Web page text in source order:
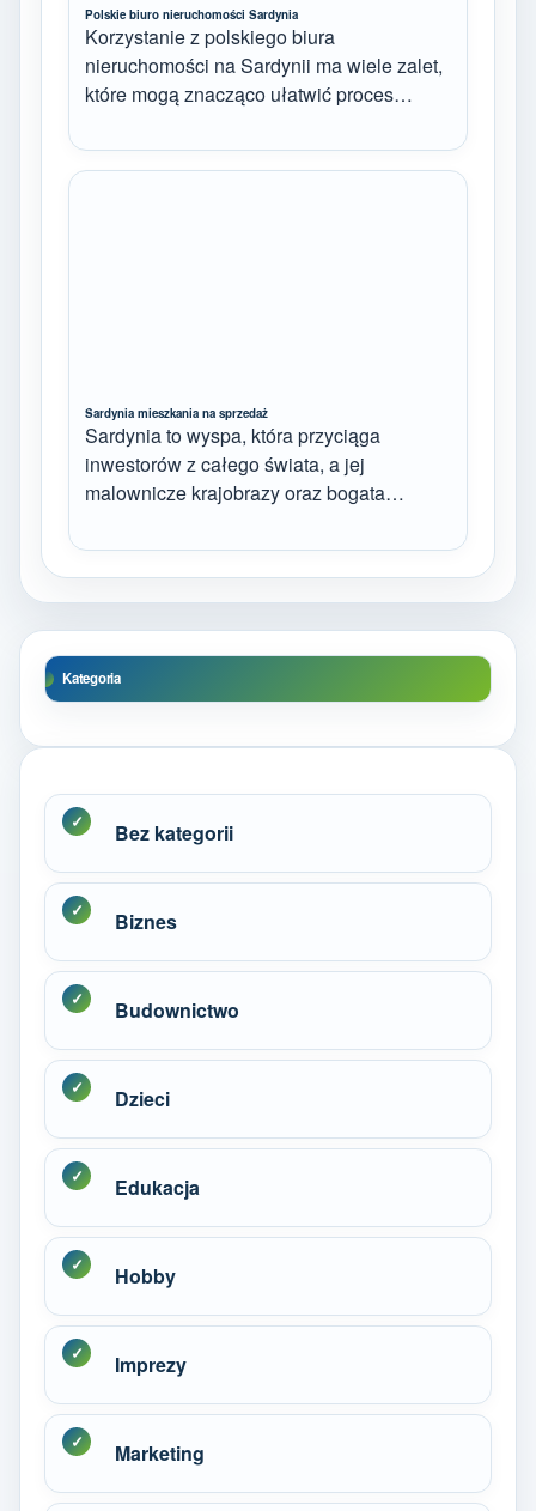
Polskie biuro nieruchomości Sardynia
Korzystanie z polskiego biura
nieruchomości na Sardynii ma wiele zalet,
które mogą znacząco ułatwić proces…
Sardynia mieszkania na sprzedaż
Sardynia to wyspa, która przyciąga
inwestorów z całego świata, a jej
malownicze krajobrazy oraz bogata…
Kategoria
Bez kategorii
Biznes
Budownictwo
Dzieci
Edukacja
Hobby
Imprezy
Marketing